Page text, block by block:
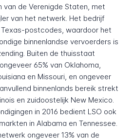
van de Verenigde Staten, met
van het netwerk. Het bedrijf
Texas-postcodes, waardoor het
binnenlandse vervoerders is
Buiten de thuisstaat
65% van Oklahoma,
en Missouri, en ongeveer
binnenlands bereik strekt
en zuidoostelijk New Mexico.
in 2016 bedient LSO ook
in Alabama en Tennessee.
ongeveer 13% van de